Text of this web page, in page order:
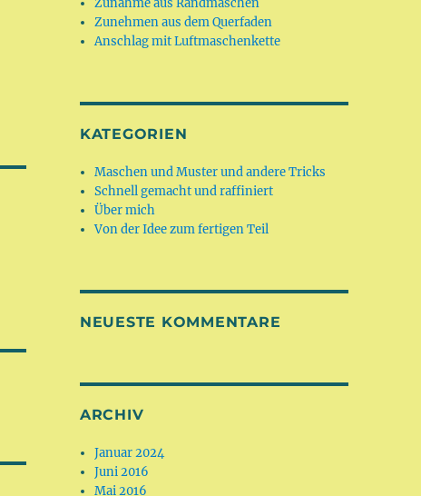
Zunahme aus Randmaschen
Zunehmen aus dem Querfaden
Anschlag mit Luftmaschenkette
KATEGORIEN
Maschen und Muster und andere Tricks
Schnell gemacht und raffiniert
Über mich
Von der Idee zum fertigen Teil
NEUESTE KOMMENTARE
ARCHIV
Januar 2024
Juni 2016
Mai 2016